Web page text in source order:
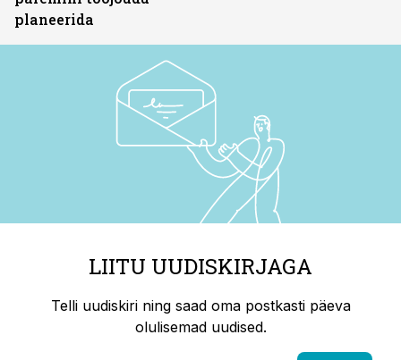
planeerida
LIITU UUDISKIRJAGA
Telli uudiskiri ning saad oma postkasti päeva
olulisemad uudised.